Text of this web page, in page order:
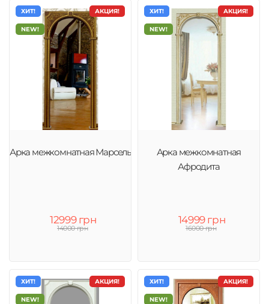
АКЦИЯ!
ХИТ!
NEW!
Арка межкомнатная Марсель
12999 грн
14000 грн
АКЦИЯ!
ХИТ!
NEW!
Арка межкомнатная
Афродита
14999 грн
16000 грн
АКЦИЯ!
ХИТ!
NEW!
АКЦИЯ!
ХИТ!
NEW!